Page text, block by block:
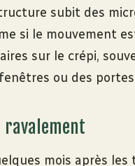
subit des
si le mouvement
sur le crépi,
ou des
ravalement
mois après les